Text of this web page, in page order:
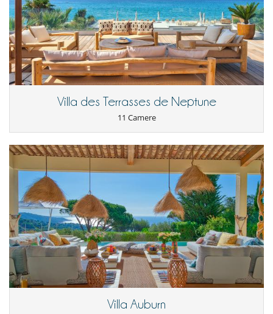
Villa des Terrasses de Neptune
11 Camere
Villa Auburn